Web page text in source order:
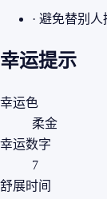
· 避免替别
幸运提示
幸运色
柔金
幸运数字
7
舒展时间